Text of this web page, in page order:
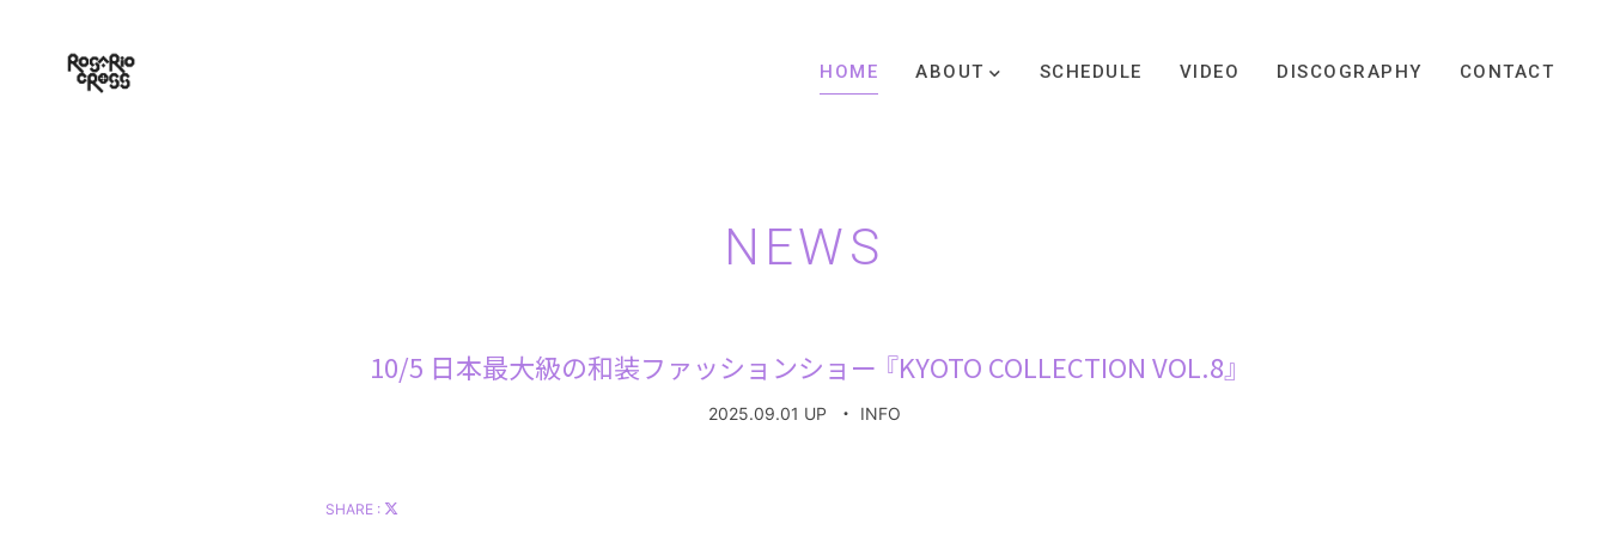
HOME ABOUT SCHEDULE VIDEO DISCOGRAPHY CONTACT
NEWS
10/5 日本最大級の和装ファッションショー 『KYOTO COLLECTION VOL.8』
2025.09.01 UP ・ INFO
SHARE :